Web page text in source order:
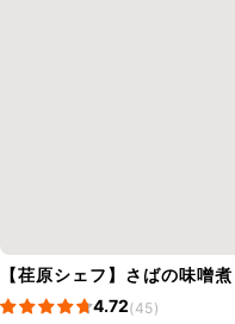
【荏原シェフ】さばの味噌煮
4.72(45)